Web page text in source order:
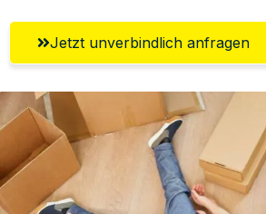
Jetzt unverbindlich anfragen